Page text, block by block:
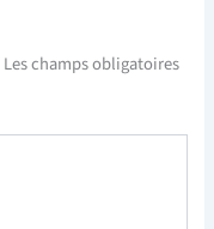
Les champs obligatoires